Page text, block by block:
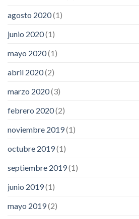
agosto 2020(1)
junio 2020(1)
mayo 2020(1)
abril 2020(2)
marzo 2020(3)
febrero 2020(2)
noviembre 2019(1)
octubre 2019(1)
septiembre 2019(1)
junio 2019(1)
mayo 2019(2)